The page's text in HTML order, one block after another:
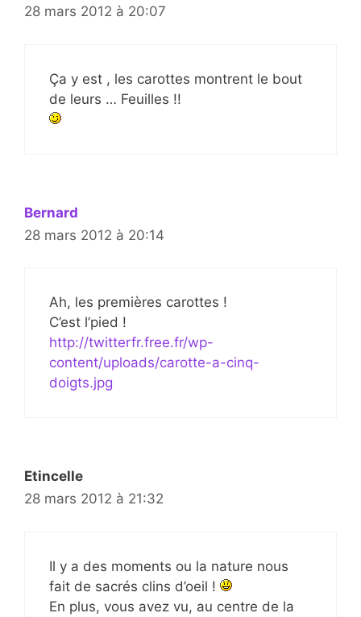
28 mars 2012 à 20:07
Ça y est , les carottes montrent le bout
de leurs … Feuilles !!
Bernard
28 mars 2012 à 20:14
Ah, les premières carottes !
C’est l’pied !
http://twitterfr.free.fr/wp-
content/uploads/carotte-a-cinq-
doigts.jpg
Etincelle
28 mars 2012 à 21:32
Il y a des moments ou la nature nous
fait de sacrés clins d’oeil !
En plus, vous avez vu, au centre de la